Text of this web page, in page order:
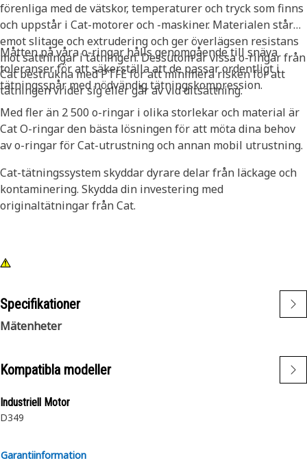
förenliga med de vätskor, temperaturer och tryck som finns
och uppstår i Cat-motorer och -maskiner. Materialen står
emot slitage och extrudering och ger överlägsen resistans
mot sättningar i tätningen. Dessutom är vissa o-ringar från
Cat bestrukna med PTFE för att minimera risken för att
tätningen vrider sig eller går av vid ditsättning.
Måtten på våra o-ringar hålls genomgående till snäva
toleranser för att säkerställa att de passar ordentligt i
tätningsspår med nödvändig tätningskompression.
Med fler än 2 500 o-ringar i olika storlekar och material är
Cat O-ringar den bästa lösningen för att möta dina behov
av o-ringar för Cat-utrustning och annan mobil utrustning.
Cat-tätningssystem skyddar dyrare delar från läckage och
kontaminering. Skydda din investering med
originaltätningar från Cat.
Specifikationer
Mätenheter
Kompatibla modeller
Industriell Motor
D349
Garantiinformation